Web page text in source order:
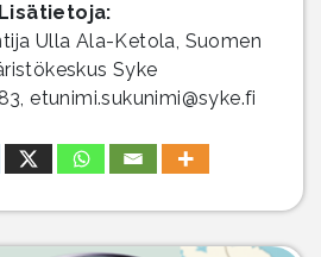
Lisätietoja:
Ulla Ala-Ketola, Suomen
Syke
etunimi.sukunimi@syke.fi